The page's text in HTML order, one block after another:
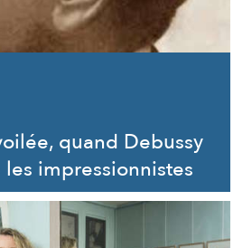
quand Debussy
impressionnistes